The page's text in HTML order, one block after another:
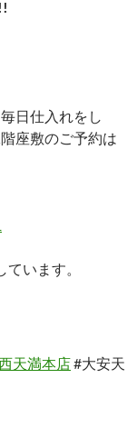
日仕入れをし
座敷のご予約は
います。
天満本店#大安天